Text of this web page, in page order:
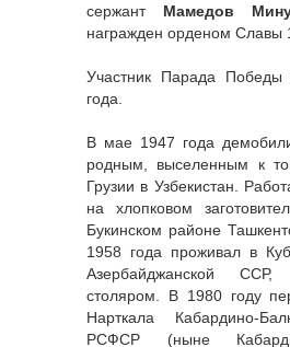
сержант Мамедов
награжден орденом Славы
Участник Парада
года.
В мае 1947 года
родным, выселенным к
Грузии в Узбекистан.
на хлопковом
Букинском районе
1958 года проживал в
Азербайджанской
столяром. В 1980 году
Нарткала Кабардино-
РСФСР (ныне